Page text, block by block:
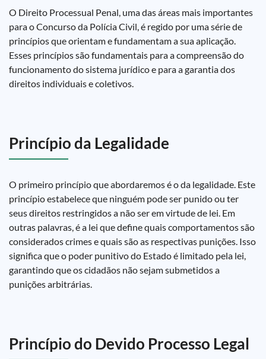
O Direito Processual Penal, uma das áreas mais importantes
para o Concurso da Polícia Civil, é regido por uma série de
princípios que orientam e fundamentam a sua aplicação.
Esses princípios são fundamentais para a compreensão do
funcionamento do sistema jurídico e para a garantia dos
direitos individuais e coletivos.
Princípio da Legalidade
O primeiro princípio que abordaremos é o da legalidade. Este
princípio estabelece que ninguém pode ser punido ou ter
seus direitos restringidos a não ser em virtude de lei. Em
outras palavras, é a lei que define quais comportamentos são
considerados crimes e quais são as respectivas punições. Isso
significa que o poder punitivo do Estado é limitado pela lei,
garantindo que os cidadãos não sejam submetidos a
punições arbitrárias.
Princípio do Devido Processo Legal